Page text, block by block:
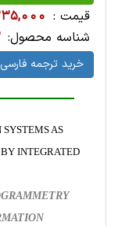
قیمت : 3,235,000
شناسه محصول:
خرید ترجمه فارسی
AS
INTEGRATED